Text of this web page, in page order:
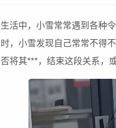
活中，小雪常常遇到各种
，小雪发现自己常常不得
将其***，结束这段关系，